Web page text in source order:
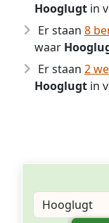
Hooglugt in
Er staan 8
waar
Er staan 2
Hooglugt in